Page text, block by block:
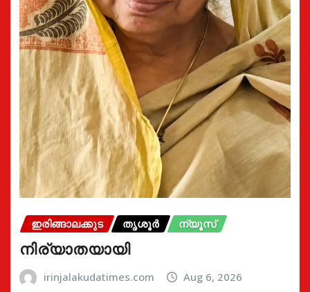
ഇരിങ്ങാലക്കുട തൃശൂർ ന്യൂസ്
നിര്യാതയായി
irinjalakudatimes.com Aug 6, 2026